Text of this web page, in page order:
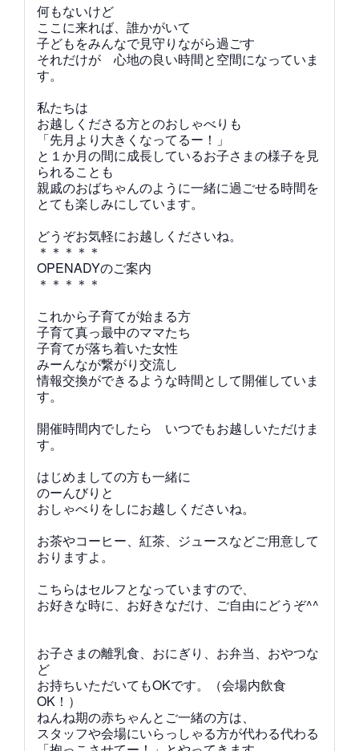
何もないけど
ここに来れば、誰かがいて
子どもをみんなで見守りながら過ごす
それだけが 心地の良い時間と空間になっていま
す。
私たちは
お越しくださる方とのおしゃべりも
「先月より大きくなってるー！」
と１か月の間に成長しているお子さまの様子を見
られることも
親戚のおばちゃんのように一緒に過ごせる時間を
とても楽しみにしています。
どうぞお気軽にお越しくださいね。
＊＊＊＊＊
OPENADYのご案内
＊＊＊＊＊
これから子育てが始まる方
子育て真っ最中のママたち
子育てが落ち着いた女性
みーんなが繋がり交流し
情報交換ができるような時間として開催していま
す。
開催時間内でしたら いつでもお越しいただけま
す。
はじめましての方も一緒に
のーんびりと
おしゃべりをしにお越しくださいね。
お茶やコーヒー、紅茶、ジュースなどご用意して
おりますよ。
こちらはセルフとなっていますので、
お好きな時に、お好きなだけ、ご自由にどうぞ^^
お子さまの離乳食、おにぎり、お弁当、おやつな
ど
お持ちいただいてもOKです。（会場内飲食
OK！）
ねんね期の赤ちゃんとご一緒の方は、
スタッフや会場にいらっしゃる方が代わる代わる